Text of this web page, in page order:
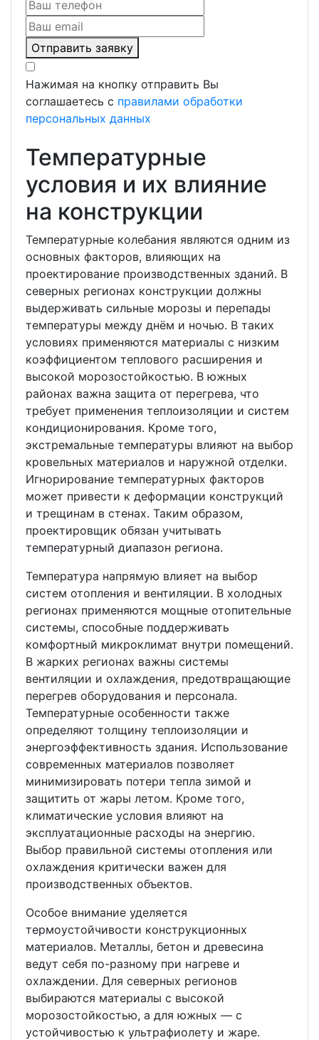
Отправить заявку
Нажимая на кнопку отправить Вы
соглашаетесь с правилами обработки
персональных данных
Температурные
условия и их влияние
на конструкции
Температурные колебания являются одним из
основных факторов, влияющих на
проектирование производственных зданий. В
северных регионах конструкции должны
выдерживать сильные морозы и перепады
температуры между днём и ночью. В таких
условиях применяются материалы с низким
коэффициентом теплового расширения и
высокой морозостойкостью. В южных
районах важна защита от перегрева, что
требует применения теплоизоляции и систем
кондиционирования. Кроме того,
экстремальные температуры влияют на выбор
кровельных материалов и наружной отделки.
Игнорирование температурных факторов
может привести к деформации конструкций
и трещинам в стенах. Таким образом,
проектировщик обязан учитывать
температурный диапазон региона.
Температура напрямую влияет на выбор
систем отопления и вентиляции. В холодных
регионах применяются мощные отопительные
системы, способные поддерживать
комфортный микроклимат внутри помещений.
В жарких регионах важны системы
вентиляции и охлаждения, предотвращающие
перегрев оборудования и персонала.
Температурные особенности также
определяют толщину теплоизоляции и
энергоэффективность здания. Использование
современных материалов позволяет
минимизировать потери тепла зимой и
защитить от жары летом. Кроме того,
климатические условия влияют на
эксплуатационные расходы на энергию.
Выбор правильной системы отопления или
охлаждения критически важен для
производственных объектов.
Особое внимание уделяется
термоустойчивости конструкционных
материалов. Металлы, бетон и древесина
ведут себя по-разному при нагреве и
охлаждении. Для северных регионов
выбираются материалы с высокой
морозостойкостью, а для южных — с
устойчивостью к ультрафиолету и жаре.